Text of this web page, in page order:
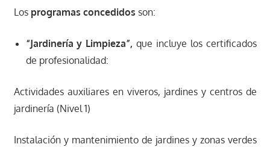
Los programas concedidos son:
“Jardinería y Limpieza”, que incluye los certificados
de profesionalidad:
Actividades auxiliares en viveros, jardines y centros de
jardinería (Nivel 1)
Instalación y mantenimiento de jardines y zonas verdes